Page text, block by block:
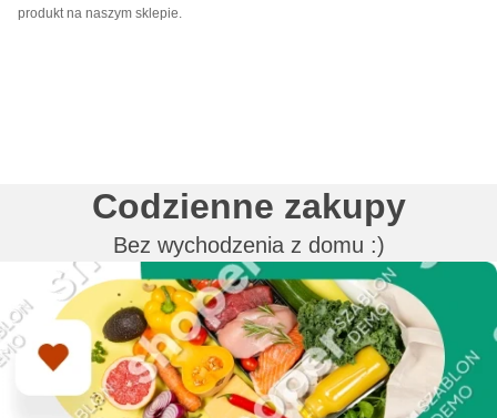
produkt na naszym sklepie.
Codzienne zakupy
Bez wychodzenia z domu :)